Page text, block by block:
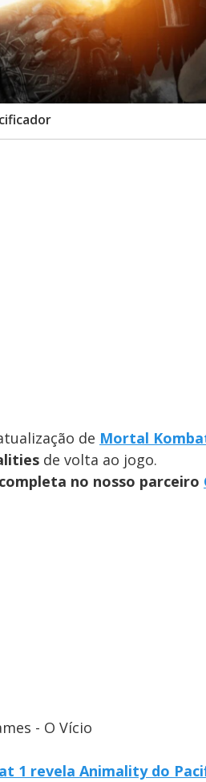
de Mortal
de volta ao jogo.
no nosso parceiro
- O Vício
1 revela Animality do